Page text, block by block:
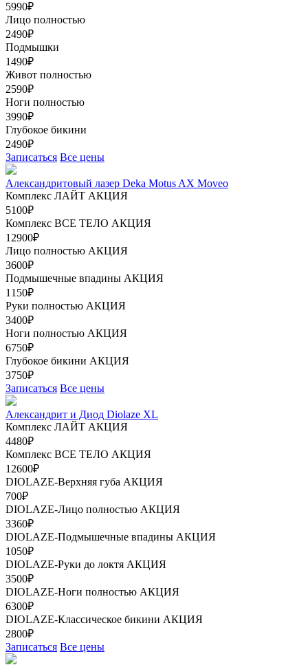
5990₽
Лицо полностью
2490₽
Подмышки
1490₽
Живот полностью
2590₽
Ноги полностью
3990₽
Глубокое бикини
2490₽
Записаться Все цены
Александритовый лазер Deka Motus AX Moveo
Комплекс ЛАЙТ АКЦИЯ
5100₽
Комплекс ВСЕ ТЕЛО АКЦИЯ
12900₽
Лицо полностью АКЦИЯ
3600₽
Подмышечные впадины АКЦИЯ
1150₽
Руки полностью АКЦИЯ
3400₽
Ноги полностью АКЦИЯ
6750₽
Глубокое бикини АКЦИЯ
3750₽
Записаться Все цены
Александрит и Диод Diolaze XL
Комплекс ЛАЙТ АКЦИЯ
4480₽
Комплекс ВСЕ ТЕЛО АКЦИЯ
12600₽
DIOLAZE-Верхняя губа АКЦИЯ
700₽
DIOLAZE-Лицо полностью АКЦИЯ
3360₽
DIOLAZE-Подмышечные впадины АКЦИЯ
1050₽
DIOLAZE-Руки до локтя АКЦИЯ
3500₽
DIOLAZE-Ноги полностью АКЦИЯ
6300₽
DIOLAZE-Классическое бикини АКЦИЯ
2800₽
Записаться Все цены